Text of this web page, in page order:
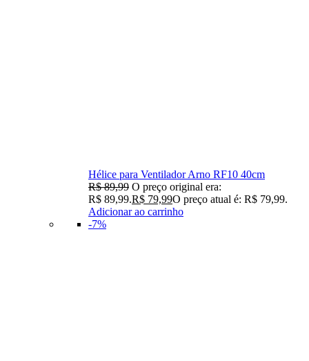
Hélice para Ventilador Arno RF10 40cm
R$89,99 O preço original era:
R$ 89,99.R$ 79,99O preço atual é: R$ 79,99.
Adicionar ao carrinho
-7%